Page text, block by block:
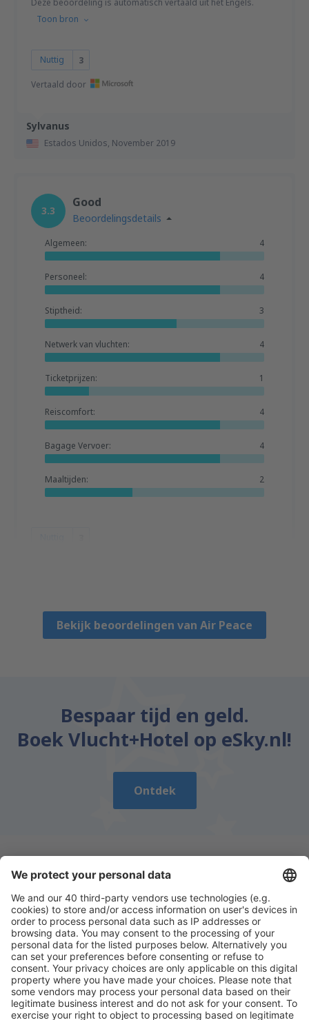
Sylvanus
Estados Unidos, November 2019
Deze beoordeling is automatisch vertaald uit het Engels.
Toon bron
Nuttig 3
Vertaald door
3.3
Good
Beoordelingsdetails
Algemeen: 4
Personeel: 4
Stiptheid: 3
Netwerk van vluchten: 4
Ticketprijzen: 1
Reiscomfort: 4
Bagage Vervoer: 4
Maaltijden: 2
Bekijk beoordelingen van Air Peace
Bespaar tijd en geld.
Boek Vlucht+Hotel op eSky.nl!
Ontdek
Download onze appen plan gemakkelijk uw
reizen